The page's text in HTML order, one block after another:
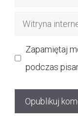
Witryna
Zapamiętaj
podczas